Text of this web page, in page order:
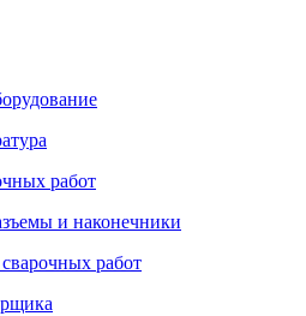
работ
и наконечники
работ